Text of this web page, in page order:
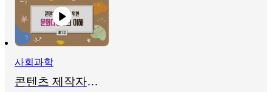
사회과학
콘텐츠 제작자를 위한 문화다양성의 이해